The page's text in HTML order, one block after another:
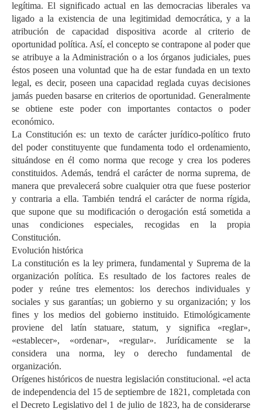
legítima. El significado actual en las democracias liberales va
ligado a la existencia de una legitimidad democrática, y a la
atribución de capacidad dispositiva acorde al criterio de
oportunidad política. Así, el concepto se contrapone al poder que
se atribuye a la Administración o a los órganos judiciales, pues
éstos poseen una voluntad que ha de estar fundada en un texto
legal, es decir, poseen una capacidad reglada cuyas decisiones
jamás pueden basarse en criterios de oportunidad. Generalmente
se obtiene este poder con importantes contactos o poder
económico.
La Constitución es: un texto de carácter jurídico-político fruto
del poder constituyente que fundamenta todo el ordenamiento,
situándose en él como norma que recoge y crea los poderes
constituidos. Además, tendrá el carácter de norma suprema, de
manera que prevalecerá sobre cualquier otra que fuese posterior
y contraria a ella. También tendrá el carácter de norma rígida,
que supone que su modificación o derogación está sometida a
unas condiciones especiales, recogidas en la propia
Constitución.
Evolución histórica
La constitución es la ley primera, fundamental y Suprema de la
organización política. Es resultado de los factores reales de
poder y reúne tres elementos: los derechos individuales y
sociales y sus garantías; un gobierno y su organización; y los
fines y los medios del gobierno instituido. Etimológicamente
proviene del latín statuare, statum, y significa «reglar»,
«establecer», «ordenar», «regular». Jurídicamente se la
considera una norma, ley o derecho fundamental de
organización.
Orígenes históricos de nuestra legislación constitucional. «el acta
de independencia del 15 de septiembre de 1821, completada con
el Decreto Legislativo del 1 de julio de 1823, ha de considerarse